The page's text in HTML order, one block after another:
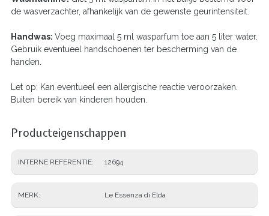
de wasverzachter, afhankelijk van de gewenste geurintensiteit.
Handwas: Voeg maximaal 5 ml wasparfum toe aan 5 liter water.
Gebruik eventueel handschoenen ter bescherming van de
handen.
Let op: Kan eventueel een allergische reactie veroorzaken.
Buiten bereik van kinderen houden.
Producteigenschappen
INTERNE REFERENTIE 12694
MERK Le Essenza di Elda